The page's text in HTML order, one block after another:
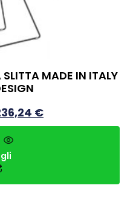
SLITTA MADE IN ITALY
€